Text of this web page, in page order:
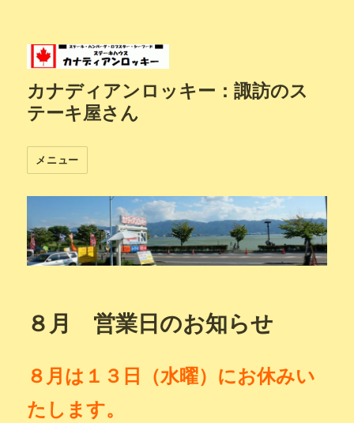
カナディアンロッキー：諏訪のス
テーキ屋さん
メニュー
８月 営業日のお知らせ
８月は１３日（水曜）にお休みい
たします。